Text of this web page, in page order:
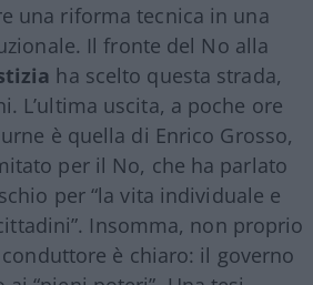
una riforma tecnica in una
Il fronte del No alla
ha scelto questa strada,
L’ultima uscita, a poche ore
è quella di Enrico Grosso,
per il No, che ha parlato
per “la vita individuale e
Insomma, non proprio
è chiaro: il governo